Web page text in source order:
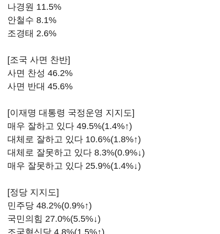
나경원 11.5%
안철수 8.1%
조경태 2.6%
[조국 사면 찬반]
사면 찬성 46.2%
사면 반대 45.6%
[이재명 대통령 국정운영 지지도]
매우 잘하고 있다 49.5%(1.4%↑)
대체로 잘하고 있다 10.6%(1.8%↑)
대체로 잘못하고 있다 8.3%(0.9%↓)
매우 잘못하고 있다 25.9%(1.4%↓)
[정당 지지도]
민주당 48.2%(0.9%↑)
국민의힘 27.0%(5.5%↓)
조국혁신당 4.8%(1.5%↑)